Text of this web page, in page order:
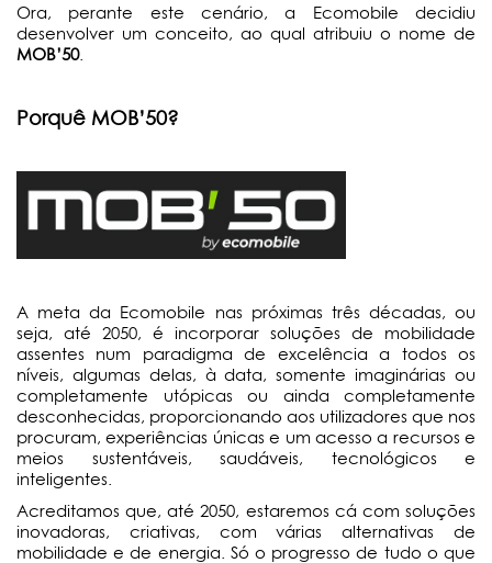
Ora, perante este cenário, a Ecomobile decidiu
desenvolver um conceito, ao qual atribuiu o nome de
MOB’50.
Porquê MOB’50?
A meta da Ecomobile nas próximas três décadas, ou
seja, até 2050, é incorporar soluções de mobilidade
assentes num paradigma de excelência a todos os
níveis, algumas delas, à data, somente imaginárias ou
completamente utópicas ou ainda completamente
desconhecidas, proporcionando aos utilizadores que nos
procuram, experiências únicas e um acesso a recursos e
meios sustentáveis, saudáveis, tecnológicos e
inteligentes.
Acreditamos que, até 2050, estaremos cá com soluções
inovadoras, criativas, com várias alternativas de
mobilidade e de energia. Só o progresso de tudo o que